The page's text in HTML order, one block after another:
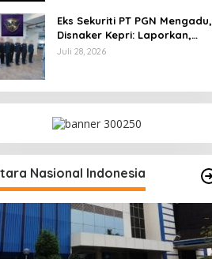
Eks Sekuriti PT PGN Mengadu,
Disnaker Kepri: Laporkan,
Kami Tindak Lanjuti
Juli 28, 2026
Nasional Indonesia